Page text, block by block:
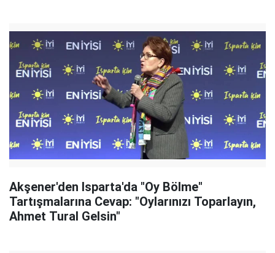
Akşener'den Isparta'da "Oy Bölme"
Tartışmalarına Cevap: "Oylarınızı Toparlayın,
Ahmet Tural Gelsin"